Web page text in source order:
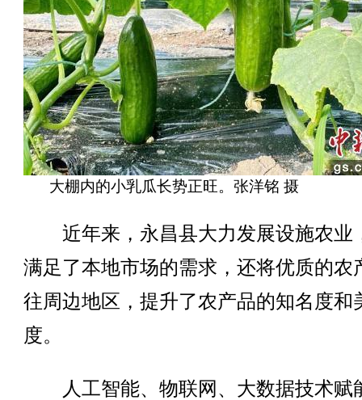
大棚内的小乳瓜长势正旺。张洋铭 摄
近年来，永昌县大力发展设施农业
满足了本地市场的需求，还将优质的农
往周边地区，提升了农产品的知名度和
度。
人工智能、物联网、大数据技术赋